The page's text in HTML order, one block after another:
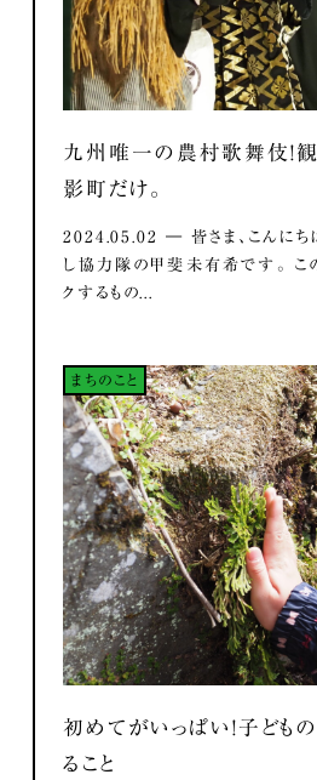
九州唯一の農村歌舞伎！
影町だけ。
2024.05.02 ― 皆さま、こんにち
し協力隊の甲斐未有希です。 こ
クするもの...
まちのこと
初めてがいっぱい！子ども
ること